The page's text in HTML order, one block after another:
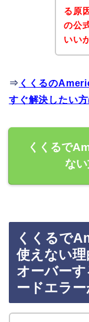
る原
の公
いい
⇒ くくるの
すぐ解決したい
くくるで
な
くくるで
使えない理
オーバー
ードエラー